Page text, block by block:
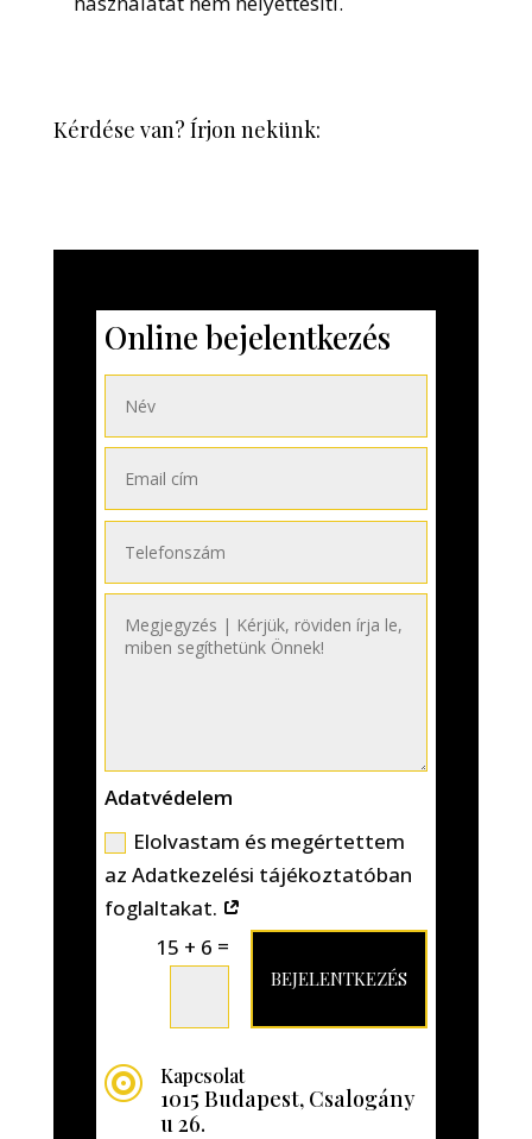
Kérdése van? Írjon nekünk:
Online bejelentkezés
Adatvédelem
Elolvastam és megértettem
az Adatkezelési tájékoztatóban
foglaltakat.
15 + 6 =
BEJELENTKEZÉS
 Kapcsolat
1015 Budapest, Csalogány
u 26.